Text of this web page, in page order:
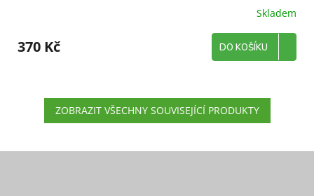
Skladem
370 Kč DO KOŠÍKU
ZOBRAZIT VŠECHNY SOUVISEJÍCÍ PRODUKTY